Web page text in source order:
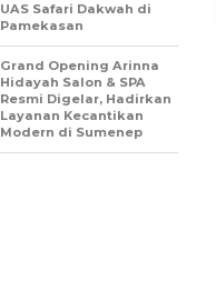
UAS Safari Dakwah di
Pamekasan
Grand Opening Arinna
Hidayah Salon & SPA
Resmi Digelar, Hadirkan
Layanan Kecantikan
Modern di Sumenep